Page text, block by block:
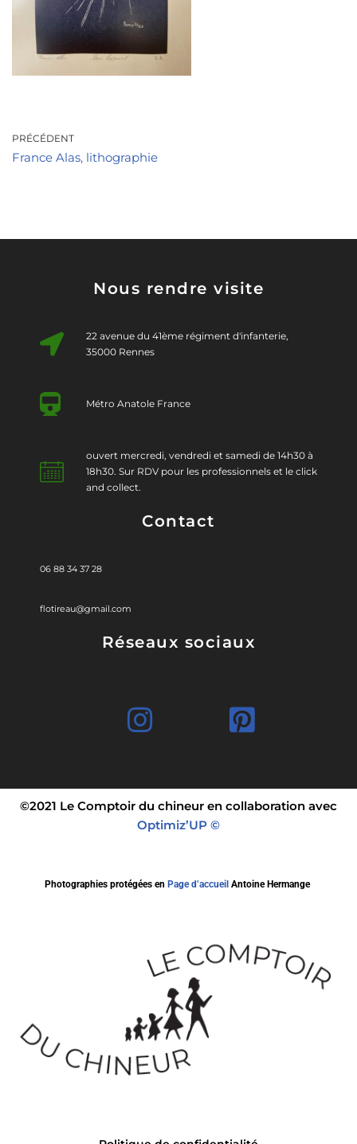
PRÉCÉDENT
France Alas, lithographie
Nous rendre visite
22 avenue du 41ème régiment d'infanterie,
35000 Rennes
Métro Anatole France
ouvert mercredi, vendredi et samedi de 14h30 à
18h30. Sur RDV pour les professionnels et le click
and collect.
Contact
06 88 34 37 28
flotireau@gmail.com
Réseaux sociaux
©2021 Le Comptoir du chineur en collaboration avec
Optimiz’UP ©
Photographies protégées en Page d’accueil Antoine Hermange